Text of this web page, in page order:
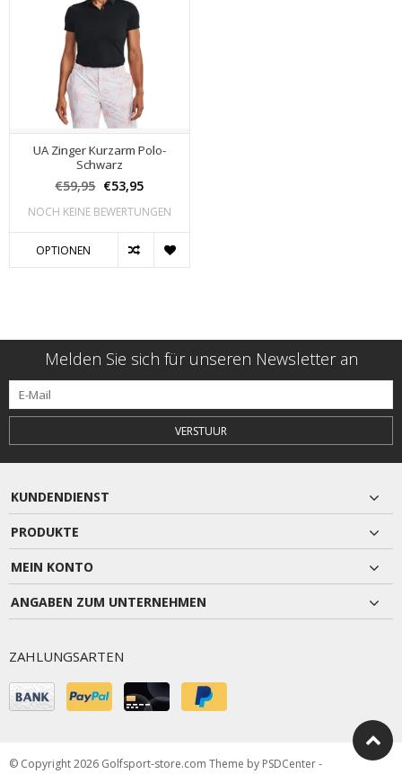
UA Zinger Kurzarm Polo-
Schwarz
€59,95 €53,95
NOCH KEINE BEWERTUNGEN
OPTIONEN
Melden Sie sich für unseren Newsletter an
VERSTUUR
KUNDENDIENST
PRODUKTE
MEIN KONTO
ANGABEN ZUM UNTERNEHMEN
ZAHLUNGSARTEN
© Copyright 2026 Golfsport-store.com Theme by PSDCenter-